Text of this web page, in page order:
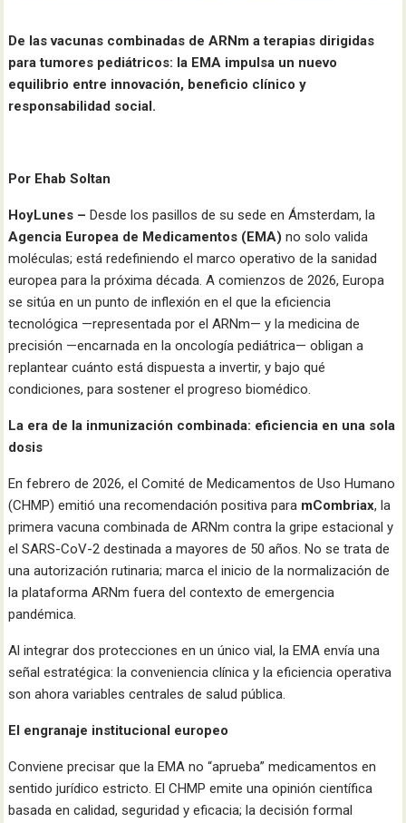
De las vacunas combinadas de ARNm a terapias dirigidas
para tumores pediátricos: la EMA impulsa un nuevo
equilibrio entre innovación, beneficio clínico y
responsabilidad social.
Por Ehab Soltan
HoyLunes – Desde los pasillos de su sede en Ámsterdam, la
Agencia Europea de Medicamentos (EMA) no solo valida
moléculas; está redefiniendo el marco operativo de la sanidad
europea para la próxima década. A comienzos de 2026, Europa
se sitúa en un punto de inflexión en el que la eficiencia
tecnológica —representada por el ARNm— y la medicina de
precisión —encarnada en la oncología pediátrica— obligan a
replantear cuánto está dispuesta a invertir, y bajo qué
condiciones, para sostener el progreso biomédico.
La era de la inmunización combinada: eficiencia en una sola
dosis
En febrero de 2026, el Comité de Medicamentos de Uso Humano
(CHMP) emitió una recomendación positiva para mCombriax, la
primera vacuna combinada de ARNm contra la gripe estacional y
el SARS-CoV-2 destinada a mayores de 50 años. No se trata de
una autorización rutinaria; marca el inicio de la normalización de
la plataforma ARNm fuera del contexto de emergencia
pandémica.
Al integrar dos protecciones en un único vial, la EMA envía una
señal estratégica: la conveniencia clínica y la eficiencia operativa
son ahora variables centrales de salud pública.
El engranaje institucional europeo
Conviene precisar que la EMA no “aprueba” medicamentos en
sentido jurídico estricto. El CHMP emite una opinión científica
basada en calidad, seguridad y eficacia; la decisión formal